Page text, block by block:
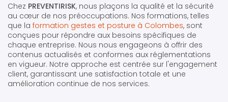
Chez PREVENTIRISK, nous plaçons la qualité et la sécurité
au cœur de nos préoccupations. Nos formations, telles
que la formation gestes et posture à Colombes, sont
conçues pour répondre aux besoins spécifiques de
chaque entreprise. Nous nous engageons à offrir des
contenus actualisés et conformes aux réglementations
en vigueur. Notre approche est centrée sur l'engagement
client, garantissant une satisfaction totale et une
amélioration continue de nos services.